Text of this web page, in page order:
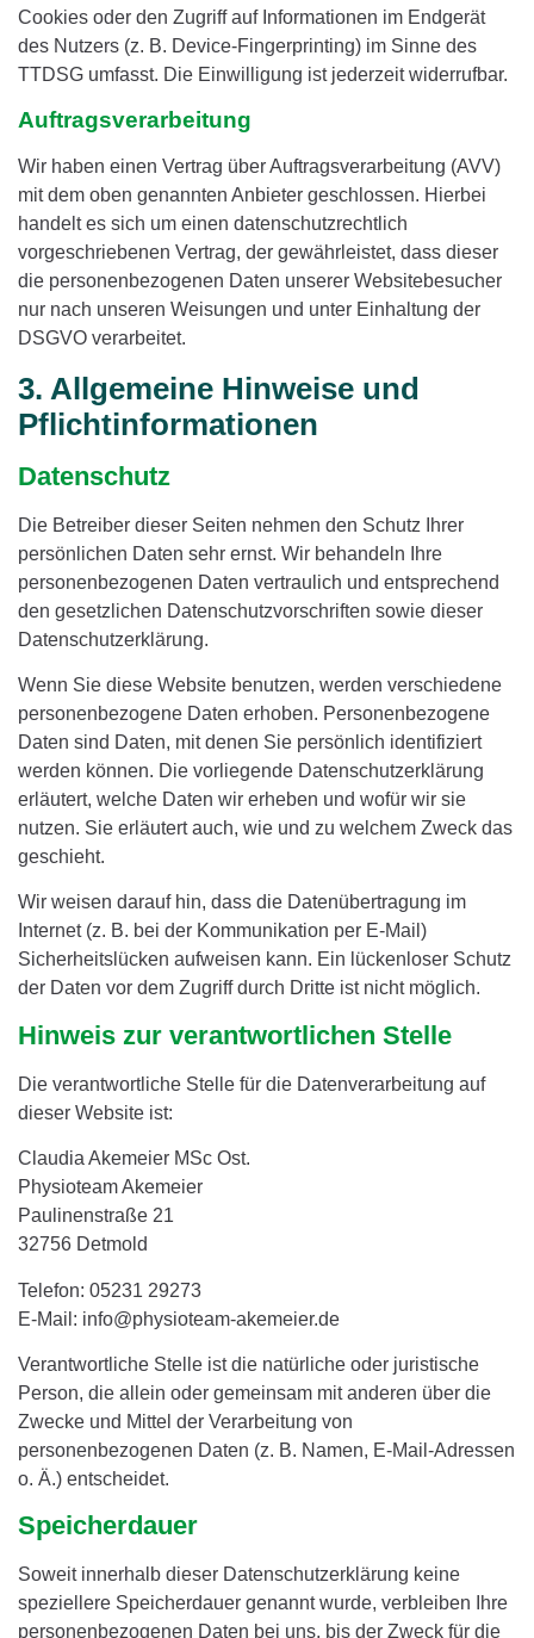
Cookies oder den Zugriff auf Informationen im Endgerät
des Nutzers (z. B. Device-Fingerprinting) im Sinne des
TTDSG umfasst. Die Einwilligung ist jederzeit widerrufbar.
Auftragsverarbeitung
Wir haben einen Vertrag über Auftragsverarbeitung (AVV)
mit dem oben genannten Anbieter geschlossen. Hierbei
handelt es sich um einen datenschutzrechtlich
vorgeschriebenen Vertrag, der gewährleistet, dass dieser
die personenbezogenen Daten unserer Websitebesucher
nur nach unseren Weisungen und unter Einhaltung der
DSGVO verarbeitet.
3. Allgemeine Hinweise und
Pflicht­informationen
Datenschutz
Die Betreiber dieser Seiten nehmen den Schutz Ihrer
persönlichen Daten sehr ernst. Wir behandeln Ihre
personenbezogenen Daten vertraulich und entsprechend
den gesetzlichen Datenschutzvorschriften sowie dieser
Datenschutzerklärung.
Wenn Sie diese Website benutzen, werden verschiedene
personenbezogene Daten erhoben. Personenbezogene
Daten sind Daten, mit denen Sie persönlich identifiziert
werden können. Die vorliegende Datenschutzerklärung
erläutert, welche Daten wir erheben und wofür wir sie
nutzen. Sie erläutert auch, wie und zu welchem Zweck das
geschieht.
Wir weisen darauf hin, dass die Datenübertragung im
Internet (z. B. bei der Kommunikation per E-Mail)
Sicherheitslücken aufweisen kann. Ein lückenloser Schutz
der Daten vor dem Zugriff durch Dritte ist nicht möglich.
Hinweis zur verantwortlichen Stelle
Die verantwortliche Stelle für die Datenverarbeitung auf
dieser Website ist:
Claudia Akemeier MSc Ost.
Physioteam Akemeier
Paulinenstraße 21
32756 Detmold
Telefon: 05231 29273
E-Mail: info@physioteam-akemeier.de
Verantwortliche Stelle ist die natürliche oder juristische
Person, die allein oder gemeinsam mit anderen über die
Zwecke und Mittel der Verarbeitung von
personenbezogenen Daten (z. B. Namen, E-Mail-Adressen
o. Ä.) entscheidet.
Speicherdauer
Soweit innerhalb dieser Datenschutzerklärung keine
speziellere Speicherdauer genannt wurde, verbleiben Ihre
personenbezogenen Daten bei uns, bis der Zweck für die